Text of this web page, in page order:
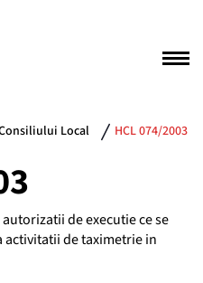
Local HCL 074/2003
de executie ce se
de taximetrie in